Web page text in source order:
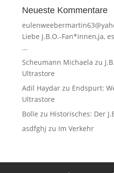
Neueste Kommentare
Liebe J.B.O.-Fan*innen,ja,
…
Scheumann Michaela zu
Ultrastore
Adil Haydarzu Endspurt:
Ultrastore
Bolle zu Historisches: Der
asdfghj zu Im Verkehr